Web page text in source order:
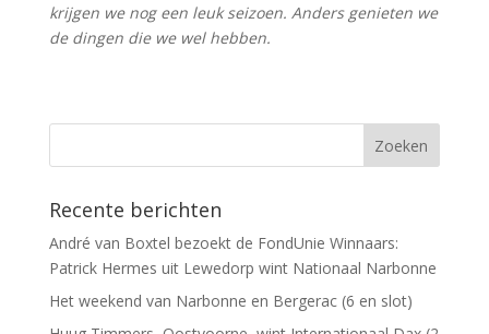
krijgen we nog een leuk seizoen. Anders genieten we
de dingen die we wel hebben.
Recente berichten
André van Boxtel bezoekt de FondUnie Winnaars:
Patrick Hermes uit Lewedorp wint Nationaal Narbonne
Het weekend van Narbonne en Bergerac (6 en slot)